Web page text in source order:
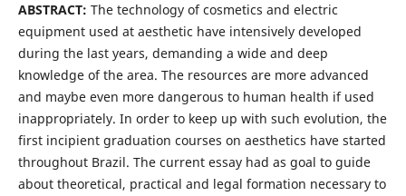
ABSTRACT: The technology of cosmetics and electric
equipment used at aesthetic have intensively developed
during the last years, demanding a wide and deep
knowledge of the area. The resources are more advanced
and maybe even more dangerous to human health if used
inappropriately. In order to keep up with such evolution, the
first incipient graduation courses on aesthetics have started
throughout Brazil. The current essay had as goal to guide
about theoretical, practical and legal formation necessary to